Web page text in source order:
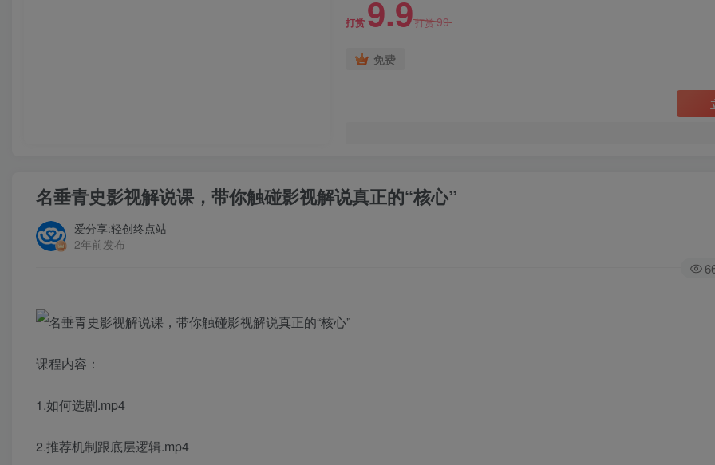
打赏 9.9打赏99
免费
名垂青史影视解说课，带你触碰影视解说真正的“核心”
爱分享:轻创终点站
2年前发布
课程内容：
1.如何选剧.mp4
2.推荐机制跟底层逻辑.mp4